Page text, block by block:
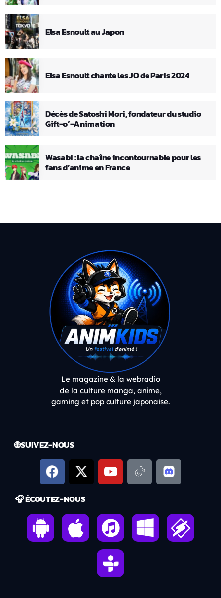
Elsa Esnoult au Japon
Elsa Esnoult chante les JO de Paris 2024
Décès de Satoshi Mori, fondateur du studio
Gift-o’-Animation
Wasabi : la chaîne incontournable pour les
fans d’anime en France
Le magazine & la webradio
de la culture manga, anime,
gaming et pop culture japonaise.
🌐 SUIVEZ-NOUS
🎧 ÉCOUTEZ-NOUS